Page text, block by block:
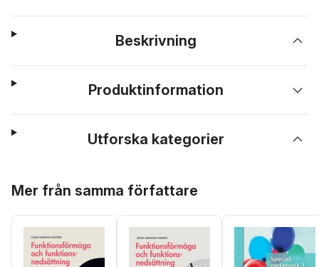
Beskrivning
Produktinformation
Utforska kategorier
Mer från samma författare